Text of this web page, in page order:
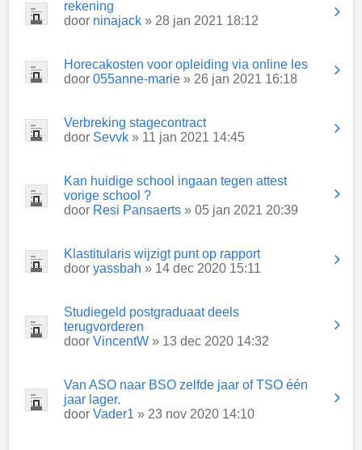
rekening
door ninajack » 28 jan 2021 18:12
Horecakosten voor opleiding via online les
door 055anne-marie » 26 jan 2021 16:18
Verbreking stagecontract
door Sevvk » 11 jan 2021 14:45
Kan huidige school ingaan tegen attest
vorige school ?
door Resi Pansaerts » 05 jan 2021 20:39
Klastitularis wijzigt punt op rapport
door yassbah » 14 dec 2020 15:11
Studiegeld postgraduaat deels
terugvorderen
door VincentW » 13 dec 2020 14:32
Van ASO naar BSO zelfde jaar of TSO één
jaar lager.
door Vader1 » 23 nov 2020 14:10